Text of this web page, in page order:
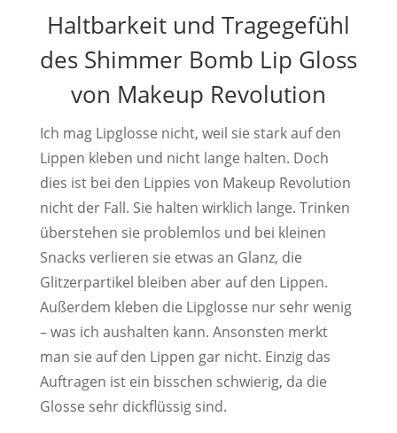
Haltbarkeit und Tragegefühl
des Shimmer Bomb Lip Gloss
von Makeup Revolution
Ich mag Lipglosse nicht, weil sie stark auf den
Lippen kleben und nicht lange halten. Doch
dies ist bei den Lippies von Makeup Revolution
nicht der Fall. Sie halten wirklich lange. Trinken
überstehen sie problemlos und bei kleinen
Snacks verlieren sie etwas an Glanz, die
Glitzerpartikel bleiben aber auf den Lippen.
Außerdem kleben die Lipglosse nur sehr wenig
– was ich aushalten kann. Ansonsten merkt
man sie auf den Lippen gar nicht. Einzig das
Auftragen ist ein bisschen schwierig, da die
Glosse sehr dickflüssig sind.